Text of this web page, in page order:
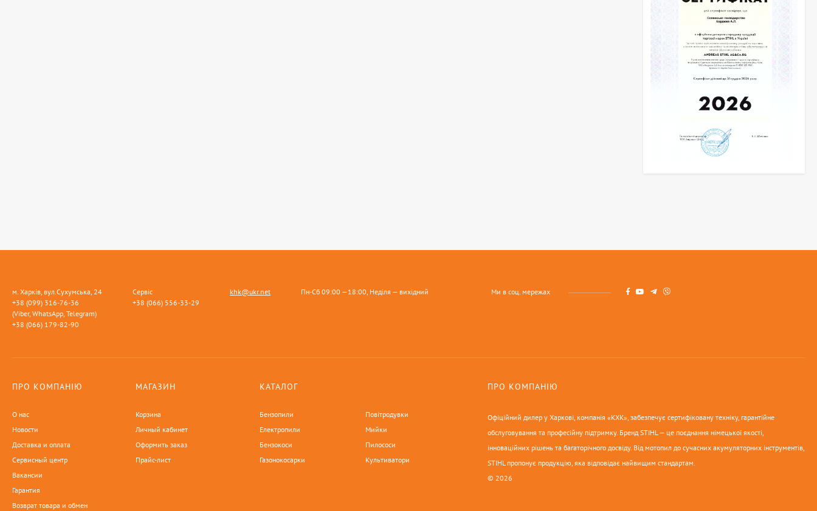
м. Харків, вул.Сухумська, 24
+38 (099) 316-76-36
(Viber, WhatsApp, Telegram)
+38 (066) 179-82-90
Сервіс
+38 (066) 556-33-29
khk@ukr.net Пн-Сб 09:00 —18:00, Неділя — вихідний Ми в соц. мережах
ПРО КОМПАНІЮ
О нас
Новости
Доставка и оплата
Сервисный центр
Вакансии
Гарантия
Возврат товара и обмен
МАГАЗИН
Корзина
Личный кабинет
Оформить заказ
Прайс-лист
КАТАЛОГ
Бензопили
Електропили
Бензокоси
Газонокосарки
Повітродувки
Мийки
Пилососи
Культиватори
ПРО КОМПАНІЮ
Офіційний дилер у Харкові, компанія «КХК», забезпечує сертифіковану техніку, гарантійне
обслуговування та професійну підтримку. Бренд STIHL — це поєднання німецької якості,
інноваційних рішень та багаторічного досвіду. Від мотопил до сучасних акумуляторних інструментів,
STIHL пропонує продукцію, яка відповідає найвищим стандартам.
© 2026